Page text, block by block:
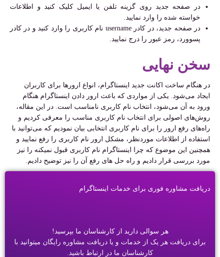
در صفحه جدید روی گزینه تلفن یا ایمیل کلیک کنید و اطلاعات
خواسته شده را وارد نمایید.
در صفحه جدید، در کادر username نام کاربری را وارد کنید و در کادر
پسوورد، رمز عبور را درج نمایید.
سخن نهایی
در هنگام ساخت اکانت جدید اینستاگرام، انواع ارور‌ها برای کاربران
ایجاد می‌شود. یکی از مواردی که باعث ارور دادن اینستاگرام هنگام
ورود به آن می‌شود، انتخاب نام کاربری نامناسب است. در این مقاله،
روش‌های اصولی برای انتخاب نام کاربری مناسب را معرفی کردیم و
راه‌های رفع ارور را برای نام کاربری انتخابی بیان نمودیم که می‌توانید با
استفاده از اطلاعات موردنظر، مشکل ارور نام کاربری را رفع نمایید و
همچنین این موضوع که چرا اینستاگرام نام کاربری قبول نمیکنه را نیز
مورد بررسی قرار دادیم و راه حل های رفع آن را نیز توضیح دادیم.
دریافت مشاوره فوری برای خدمات اینستاگرام
هر سوالی دارید از کارشناسان ما بپرسید!
برای دریافت هر یک از خدمات و یا دریافت مشاوره رایگان میتوانید با
کارشناسان ما در ارتباط باشید.